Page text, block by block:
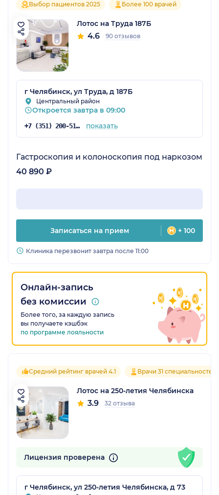
Выбор пациентов 2025 Более 100 врачей
Лотос на Труда 187Б
4.6 90 отзывов
г Челябинск, ул Труда, д 187Б
Центральный район
Откроется завтра в 09:00
+7 (351) 200-51-58 показать
Гастроскопия и колоноскопия под наркозом
40 890 ₽
Записаться на прием + 100
Клиника перезвонит завтра после 11:00
Онлайн-запись
без комиссии
Более того, за каждую запись
вы получаете кэшбэк
по программе лояльности
Средний рейтинг врачей 4.1 Врачи 31 специальностей
Лотос на 250-летия Челябинска
3.9 32 отзыва
Лицензия проверена
г Челябинск, ул 250-летия Челябинска, д 73